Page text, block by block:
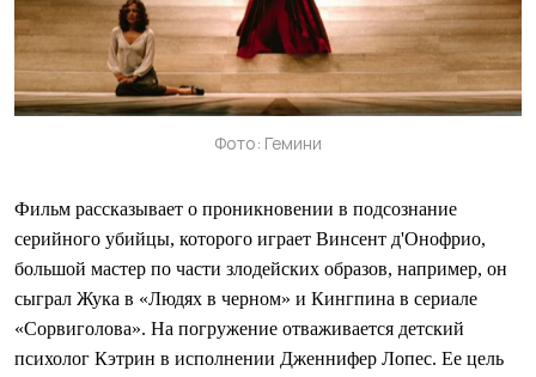
Фото: Гемини
Фильм рассказывает о проникновении в подсознание
серийного убийцы, которого играет Винсент д'Онофрио,
большой мастер по части злодейских образов, например, он
сыграл Жука в «Людях в черном» и Кингпина в сериале
«Сорвиголова». На погружение отваживается детский
психолог Кэтрин в исполнении Дженнифер Лопес. Ее цель